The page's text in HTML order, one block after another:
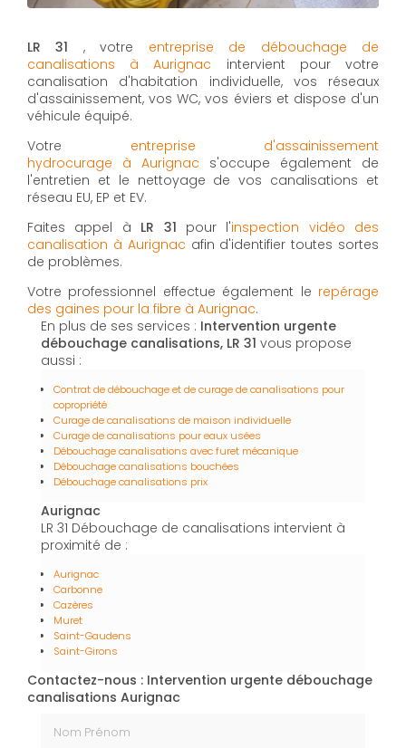
LR 31 , votre entreprise de débouchage de
canalisations à Aurignac intervient pour votre
canalisation d'habitation individuelle, vos réseaux
d'assainissement, vos WC, vos éviers et dispose d'un
véhicule équipé.
Votre entreprise d'assainissement
hydrocurage à Aurignac s'occupe également de
l'entretien et le nettoyage de vos canalisations et
réseau EU, EP et EV.
Faites appel à LR 31 pour l'inspection vidéo des
canalisation à Aurignac afin d'identifier toutes sortes
de problèmes.
Votre professionnel effectue également le repérage
des gaines pour la fibre à Aurignac.
En plus de ses services : Intervention urgente
débouchage canalisations, LR 31 vous propose
aussi :
Contrat de débouchage et de curage de canalisations pour
copropriété
Curage de canalisations de maison individuelle
Curage de canalisations pour eaux usées
Débouchage canalisations avec furet mécanique
Débouchage canalisations bouchées
Débouchage canalisations prix
Aurignac
LR 31 Débouchage de canalisations intervient à
proximité de :
Aurignac
Carbonne
Cazères
Muret
Saint-Gaudens
Saint-Girons
Contactez-nous : Intervention urgente débouchage
canalisations Aurignac